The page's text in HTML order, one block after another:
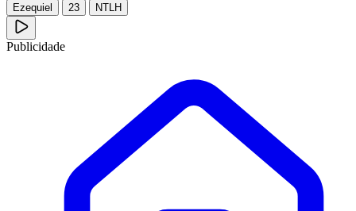
Ezequiel 23 NTLH
Publicidade